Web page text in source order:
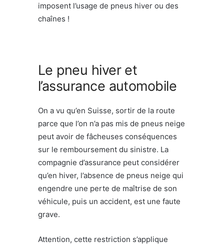
imposent l’usage de pneus hiver ou des
chaînes !
Le pneu hiver et
l’assurance automobile
On a vu qu’en Suisse, sortir de la route
parce que l’on n’a pas mis de pneus neige
peut avoir de fâcheuses conséquences
sur le remboursement du sinistre. La
compagnie d’assurance peut considérer
qu’en hiver, l’absence de pneus neige qui
engendre une perte de maîtrise de son
véhicule, puis un accident, est une faute
grave.
Attention, cette restriction s’applique